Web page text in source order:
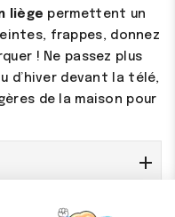
liège permettent un
frappes, donnez
! Ne passez plus
d’hiver devant la télé,
de la maison pour